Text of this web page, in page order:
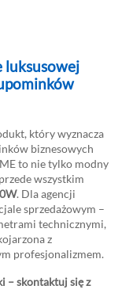
luksusowej
który wyznacza
biznesowych
to nie tylko modny
wszystkim
. Dla agencji
sprzedażowym –
technicznymi,
z
profesjonalizmem.
– skontaktuj się z